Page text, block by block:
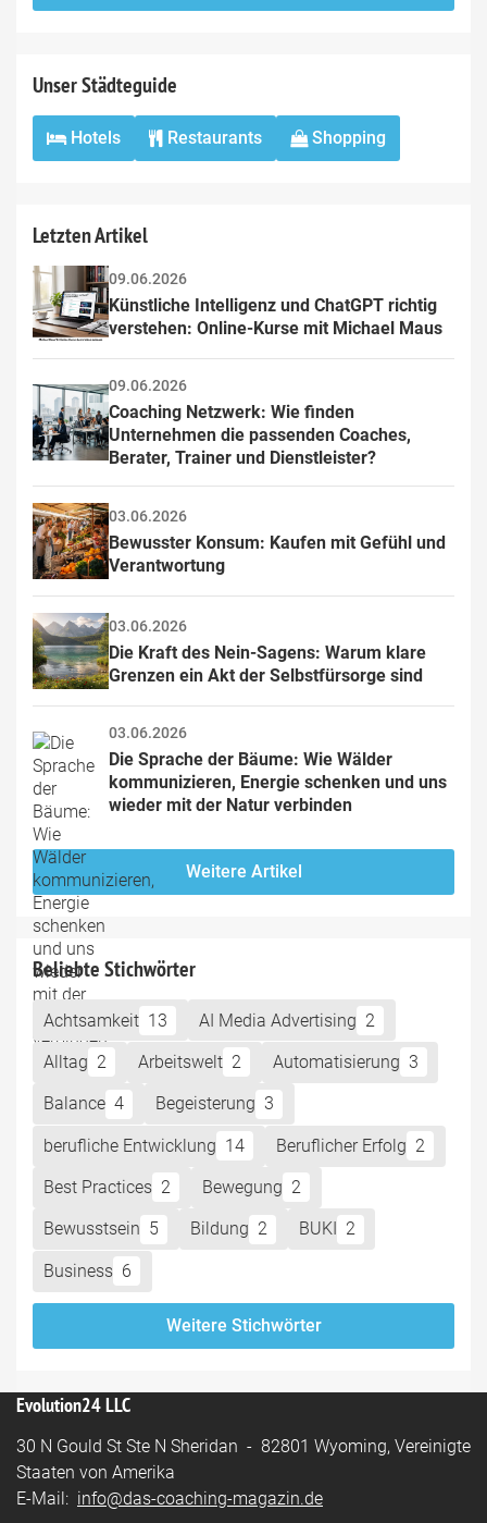
Unser Städteguide
Hotels Restaurants Shopping
Letzten Artikel
09.06.2026
Künstliche Intelligenz und ChatGPT richtig
verstehen: Online-Kurse mit Michael Maus
09.06.2026
Coaching Netzwerk: Wie finden
Unternehmen die passenden Coaches,
Berater, Trainer und Dienstleister?
03.06.2026
Bewusster Konsum: Kaufen mit Gefühl und
Verantwortung
03.06.2026
Die Kraft des Nein-Sagens: Warum klare
Grenzen ein Akt der Selbstfürsorge sind
03.06.2026
Die Sprache der Bäume: Wie Wälder
kommunizieren, Energie schenken und uns
wieder mit der Natur verbinden
Weitere Artikel
Beliebte Stichwörter
Achtsamkeit 13 AI Media Advertising 2
Alltag 2 Arbeitswelt 2 Automatisierung 3
Balance 4 Begeisterung 3
berufliche Entwicklung 14 Beruflicher Erfolg 2
Best Practices 2 Bewegung 2
Bewusstsein 5 Bildung 2 BUKI 2
Business 6
Weitere Stichwörter
Evolution24 LLC
30 N Gould St Ste N Sheridan - 82801 Wyoming, Vereinigte
Staaten von Amerika
E-Mail: info@das-coaching-magazin.de